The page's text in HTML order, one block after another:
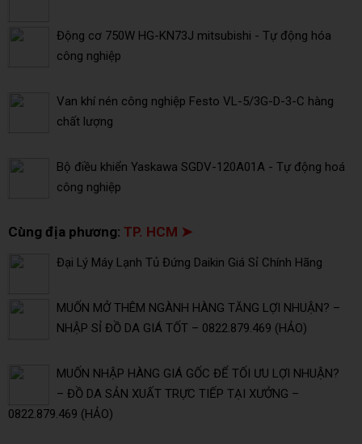
Động cơ 750W HG-KN73J mitsubishi - Tự động hóa
công nghiệp
Van khí nén công nghiệp Festo VL-5/3G-D-3-C hàng
chất lượng
Bộ điều khiển Yaskawa SGDV-120A01A - Tự động hoá
công nghiệp
Cùng địa phương: TP. HCM ➤
Đại Lý Máy Lạnh Tủ Đứng Daikin Giá Sỉ Chính Hãng
MUỐN MỞ THÊM NGÀNH HÀNG TĂNG LỢI NHUẬN? –
NHẬP SỈ ĐỒ DA GIÁ TỐT – 0822.879.469 (HẢO)
MUỐN NHẬP HÀNG GIÁ GỐC ĐỂ TỐI ƯU LỢI NHUẬN?
– ĐỒ DA SẢN XUẤT TRỰC TIẾP TẠI XƯỞNG –
0822.879.469 (HẢO)